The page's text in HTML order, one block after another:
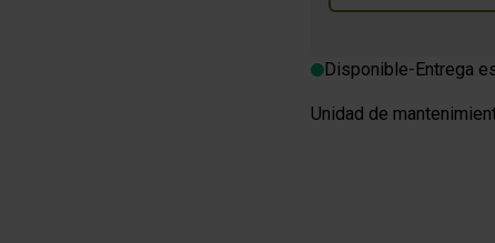
Disponible-Entrega
Unidad de